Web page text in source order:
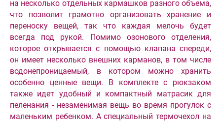
на несколько отдельных кармашков разного объема,
что позволит грамотно организовать хранение и
переноску вещей, так что каждая мелочь будет
всегда под рукой. Помимо озонового отделения,
которое открывается с помощью клапана спереди,
он имеет несколько внешних карманов, в том числе
водонепроницаемый, в котором можно хранить
особенно ценные вещи. В комплекте с рюкзаком
также идет удобный и компактный матрасик для
пеленания - незаменимая вещь во время прогулок с
маленьким ребенком. А специальный термочехол на